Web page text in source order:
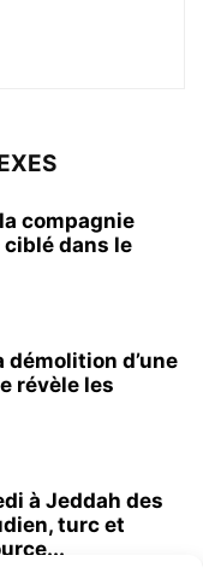
compagnie
dans le
démolition d’une
révèle les
à Jeddah des
turc et